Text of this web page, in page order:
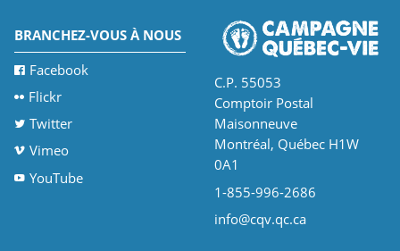
BRANCHEZ-VOUS À NOUS
Facebook
Flickr
Twitter
Vimeo
YouTube
C.P. 55053
Comptoir Postal
Maisonneuve
Montréal, Québec H1W
0A1
1-855-996-2686
info@cqv.qc.ca